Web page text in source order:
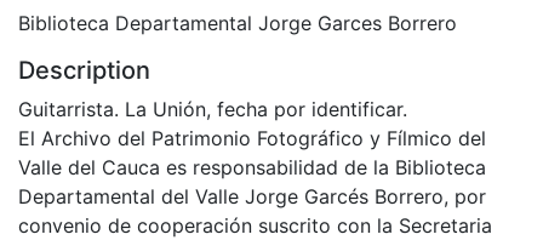
Biblioteca Departamental Jorge Garces Borrero
Description
Guitarrista. La Unión, fecha por identificar.
El Archivo del Patrimonio Fotográfico y Fílmico del
Valle del Cauca es responsabilidad de la Biblioteca
Departamental del Valle Jorge Garcés Borrero, por
convenio de cooperación suscrito con la Secretaria